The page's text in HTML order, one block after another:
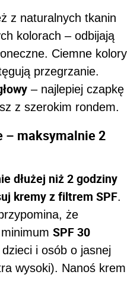
z naturalnych tkanin
kolorach – odbijają
Ciemne kolory
przegrzanie.
– najlepiej czapkę
z szerokim rondem.
– maksymalnie 2
dłużej niż 2 godziny
kremy z filtrem SPF.
że
SPF 30
i osób o jasnej
wysoki). Nanoś krem